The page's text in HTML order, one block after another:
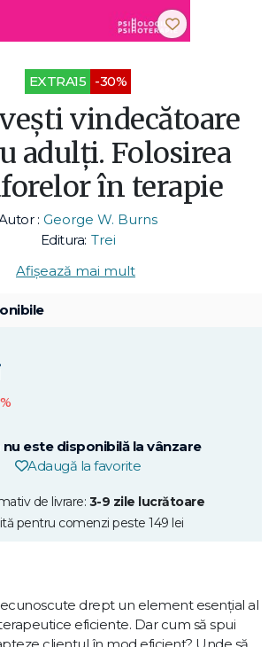
EXTRA15 -30%
vindecătoare
adulţi. Folosirea
în terapie
: George W. Burns
Editura: Trei
Afișează mai mult
nu este disponibilă la vânzare
Adaugă la favorite
de livrare: 3-9 zile lucrătoare
pentru comenzi peste 149 lei
drept un element esenţial al
eficiente. Dar cum să spui
clientul în mod eficient? Unde să